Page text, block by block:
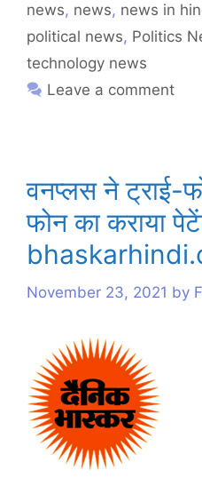
news, news, news in
political news, Politics
technology news
Leave a comment
वनप्लस ने ट्राई-
फोन का कराया
November 23, 2021 by